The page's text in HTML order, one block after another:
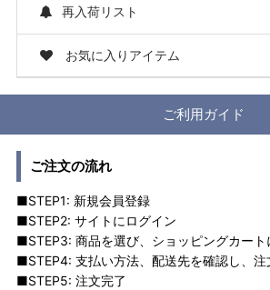
再入荷リスト
お気に入りアイテム
ご利用ガイド
ご注文の流れ
■STEP1: 新規会員登録
■STEP2: サイトにログイン
■STEP3: 商品を選び、ショッピングカート
■STEP4: 支払い方法、配送先を確認し、注
■STEP5: 注文完了